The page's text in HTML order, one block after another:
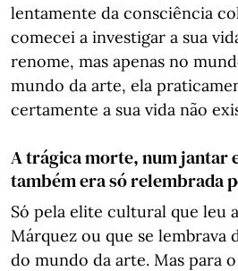
lentamente da consciência
comecei a investigar a sua
renome, mas apenas no
mundo da arte, ela
certamente a sua vida não
A trágica morte, num jantar
também era só relembrada
Só pela elite cultural que leu
Márquez ou que se lembrava
do mundo da arte. Mas para